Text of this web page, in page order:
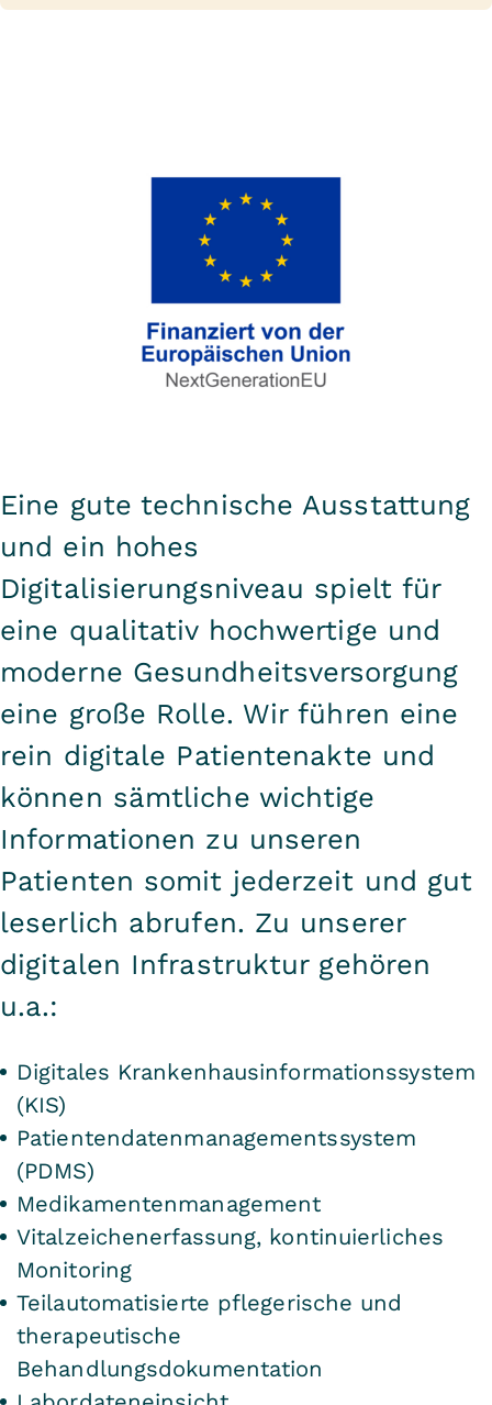
Eine gute technische Ausstattung
und ein hohes
Digitalisierungsniveau spielt für
eine qualitativ hochwertige und
moderne Gesundheitsversorgung
eine große Rolle. Wir führen eine
rein digitale Patientenakte und
können sämtliche wichtige
Informationen zu unseren
Patienten somit jederzeit und gut
leserlich abrufen. Zu unserer
digitalen Infrastruktur gehören
u.a.:
Digitales Krankenhausinformationssystem
(KIS)
Patientendatenmanagementssystem
(PDMS)
Medikamentenmanagement
Vitalzeichenerfassung, kontinuierliches
Monitoring
Teilautomatisierte pflegerische und
therapeutische
Behandlungsdokumentation